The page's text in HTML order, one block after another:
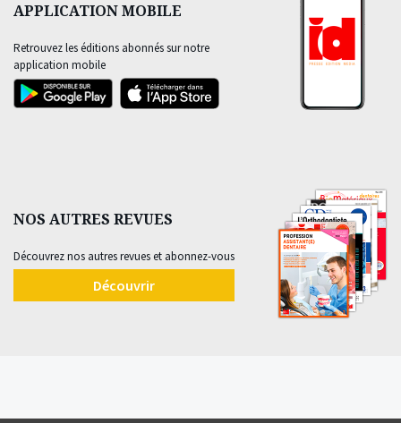
APPLICATION MOBILE
Retrouvez les éditions abonnés sur notre
application mobile
NOS AUTRES REVUES
Découvrez nos autres revues et abonnez-vous
Découvrir